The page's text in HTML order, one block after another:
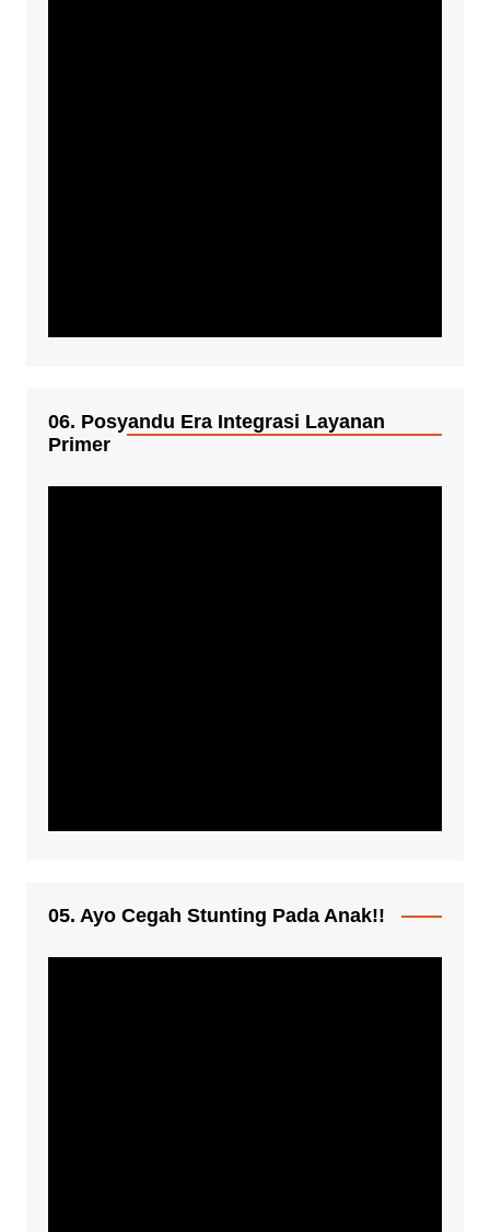
06. Posyandu Era Integrasi Layanan
Primer
05. Ayo Cegah Stunting Pada Anak!!